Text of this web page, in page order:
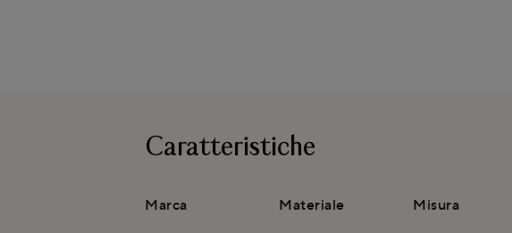
Caratteristiche
Marca Materiale Misura